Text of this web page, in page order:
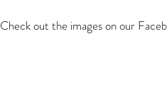
Check out the images on our